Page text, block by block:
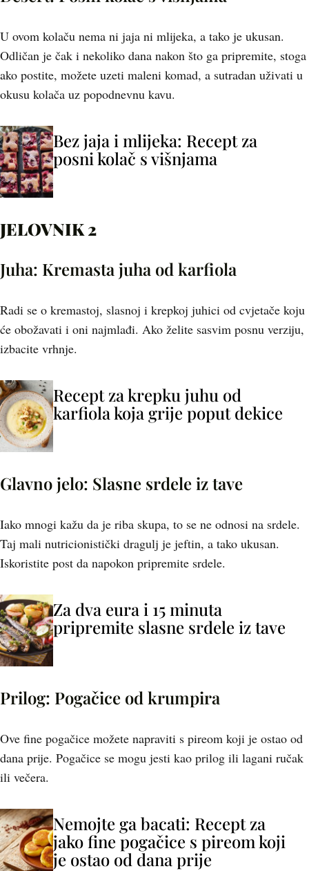
U ovom kolaču nema ni jaja ni mlijeka, a tako je ukusan.
Odličan je čak i nekoliko dana nakon što ga pripremite, stoga
ako postite, možete uzeti maleni komad, a sutradan uživati u
okusu kolača uz popodnevnu kavu.
Bez jaja i mlijeka: Recept za
posni kolač s višnjama
JELOVNIK 2
Juha: Kremasta juha od karfiola
Radi se o kremastoj, slasnoj i krepkoj juhici od cvjetače koju
će obožavati i oni najmlađi. Ako želite sasvim posnu verziju,
izbacite vrhnje.
Recept za krepku juhu od
karfiola koja grije poput dekice
Glavno jelo: Slasne srdele iz tave
Iako mnogi kažu da je riba skupa, to se ne odnosi na srdele.
Taj mali nutricionistički dragulj je jeftin, a tako ukusan.
Iskoristite post da napokon pripremite srdele.
Za dva eura i 15 minuta
pripremite slasne srdele iz tave
Prilog: Pogačice od krumpira
Ove fine pogačice možete napraviti s pireom koji je ostao od
dana prije. Pogačice se mogu jesti kao prilog ili lagani ručak
ili večera.
Nemojte ga bacati: Recept za
jako fine pogačice s pireom koji
je ostao od dana prije